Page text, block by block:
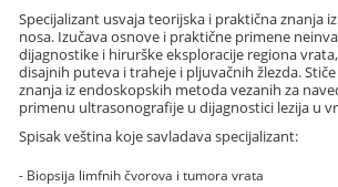
Specijalizant usvaja teorijska i praktična znanja
nosa. Izučava osnove i praktične primene
dijagnostike i hirurške eksploracije regiona
disajnih puteva i traheje i pljuvačnih žlezda.
znanja iz endoskopskih metoda vezanih za
primenu ultrasonografije u dijagnostici lezija u
Spisak veština koje savladava specijalizant:
- Biopsija limfnih čvorova i tumora vrata